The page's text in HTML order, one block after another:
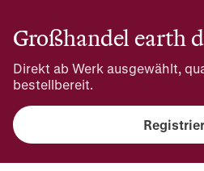
Großhandel earth
Direkt ab Werk ausgewählt,
bestellbereit.